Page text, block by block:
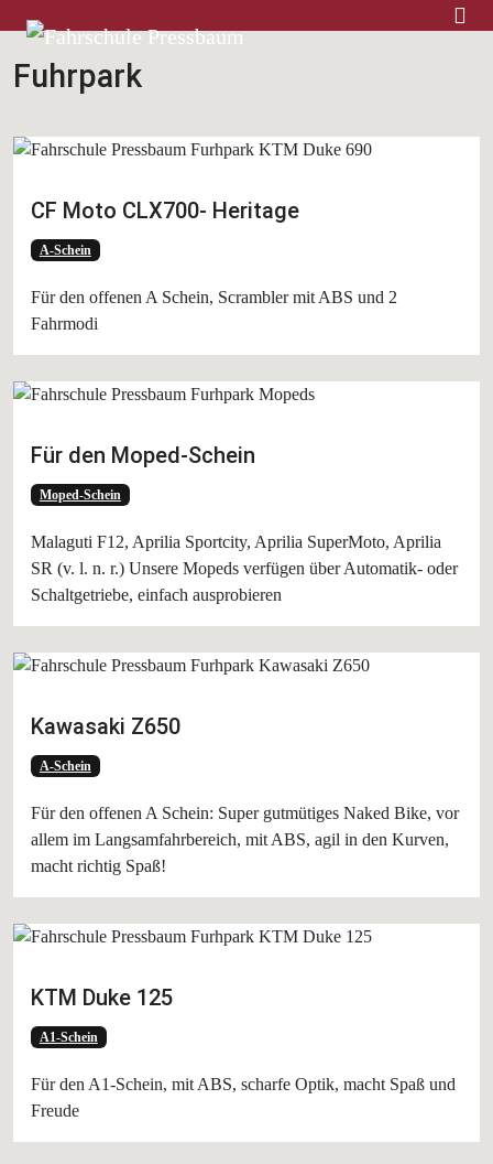
Home
Fuhrpark
CF Moto CLX700- Heritage
A-Schein
Für den offenen A Schein, Scrambler mit ABS und 2
Fahrmodi
Für den Moped-Schein
Moped-Schein
Malaguti F12, Aprilia Sportcity, Aprilia SuperMoto, Aprilia
SR (v. l. n. r.) Unsere Mopeds verfügen über Automatik- oder
Schaltgetriebe, einfach ausprobieren
Kawasaki Z650
A-Schein
Für den offenen A Schein: Super gutmütiges Naked Bike, vor
allem im Langsamfahrbereich, mit ABS, agil in den Kurven,
macht richtig Spaß!
KTM Duke 125
A1-Schein
Für den A1-Schein, mit ABS, scharfe Optik, macht Spaß und
Freude